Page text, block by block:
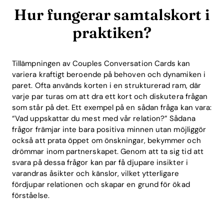
Hur fungerar samtalskort i
praktiken?
Tillämpningen av Couples Conversation Cards kan
variera kraftigt beroende på behoven och dynamiken i
paret. Ofta används korten i en strukturerad ram, där
varje par turas om att dra ett kort och diskutera frågan
som står på det. Ett exempel på en sådan fråga kan vara:
“Vad uppskattar du mest med vår relation?” Sådana
frågor främjar inte bara positiva minnen utan möjliggör
också att prata öppet om önskningar, bekymmer och
drömmar inom partnerskapet. Genom att ta sig tid att
svara på dessa frågor kan par få djupare insikter i
varandras åsikter och känslor, vilket ytterligare
fördjupar relationen och skapar en grund för ökad
förståelse.